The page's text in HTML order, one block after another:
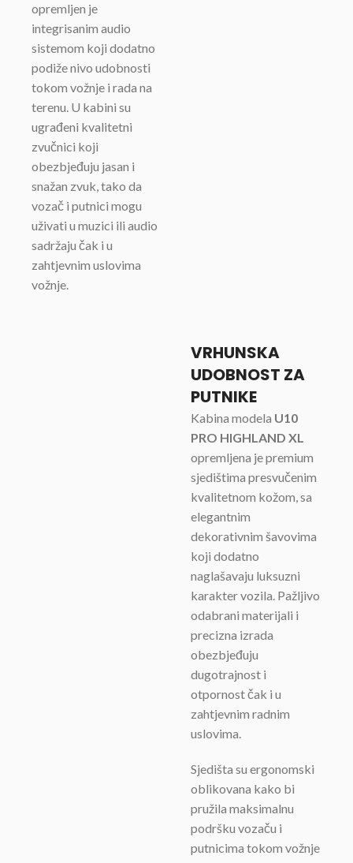
opremljen je
integrisanim audio
sistemom koji dodatno
podiže nivo udobnosti
tokom vožnje i rada na
terenu. U kabini su
ugrađeni kvalitetni
zvučnici koji
obezbjeđuju jasan i
snažan zvuk, tako da
vozač i putnici mogu
uživati u muzici ili audio
sadržaju čak i u
zahtjevnim uslovima
vožnje.
VRHUNSKA
UDOBNOST ZA
PUTNIKE
Kabina modela U10
PRO HIGHLAND XL
opremljena je premium
sjedištima presvučenim
kvalitetnom kožom, sa
elegantnim
dekorativnim šavovima
koji dodatno
naglašavaju luksuzni
karakter vozila. Pažljivo
odabrani materijali i
precizna izrada
obezbjeđuju
dugotrajnost i
otpornost čak i u
zahtjevnim radnim
uslovima.
Sjedišta su ergonomski
oblikovana kako bi
pružila maksimalnu
podršku vozaču i
putnicima tokom vožnje